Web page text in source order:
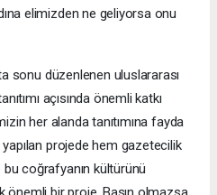
elimizden ne geliyorsa onu
sonu düzenlenen uluslararası
açısında önemli katkı
her alanda tanıtımına fayda
projede hem gazetecilik
coğrafyanın kültürünü